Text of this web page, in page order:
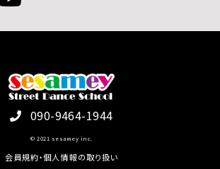
090-9464-1944
© 2021 sesamey inc.
会員規約・個人情報の取り扱い